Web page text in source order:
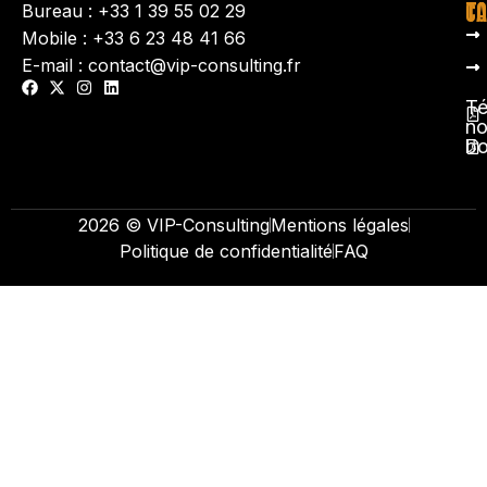
Bureau : +33 1 39 55 02 29
Mobile : +33 6 23 48 41 66
E-mail : contact@vip-consulting.fr
2026 © VIP-ConsultingMentions légales
Politique de confidentialitéFAQ